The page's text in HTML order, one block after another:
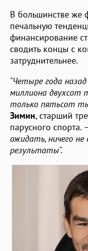
В большинстве же
печальную
финансирование
сводить концы с
затруднительнее.
"Четыре года
миллиона двухсот
только пятьсот
Зимин, старший
парусного спорта. –
ожидать, ничего
результаты".